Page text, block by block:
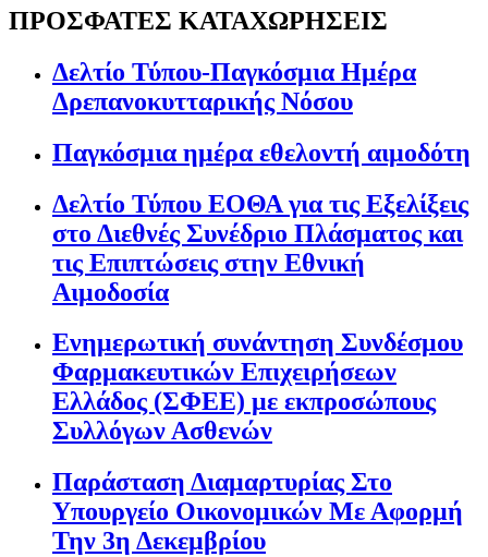
ΠΡΟΣΦΑΤΕΣ ΚΑΤΑΧΩΡΗΣΕΙΣ
Δελτίο Τύπου-Παγκόσμια Ημέρα
Δρεπανοκυτταρικής Νόσου
Παγκόσμια ημέρα εθελοντή αιμοδότη
Δελτίο Τύπου ΕΟΘΑ για τις Εξελίξεις
στο Διεθνές Συνέδριο Πλάσματος και
τις Επιπτώσεις στην Εθνική
Αιμοδοσία
Ενημερωτική συνάντηση Συνδέσμου
Φαρμακευτικών Επιχειρήσεων
Ελλάδος (ΣΦΕΕ) με εκπροσώπους
Συλλόγων Ασθενών
Παράσταση Διαμαρτυρίας Στο
Υπουργείο Οικονομικών Με Αφορμή
Την 3η Δεκεμβρίου